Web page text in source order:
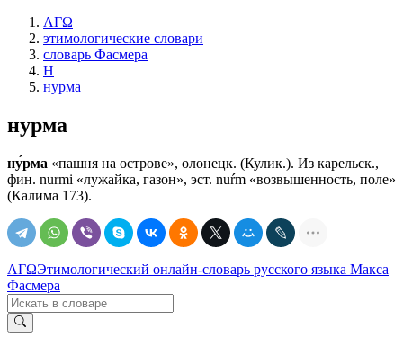
ΛΓΩ
этимологические словари
словарь Фасмера
Н
нурма
нурма
ну́рма «пашня на острове», олонецк. (Кулик.). Из карельск.,
фин. nurmi «лужайка, газон», эст. nuŕm «возвышенность, поле»
(Калима 173).
ΛΓΩЭтимологический онлайн-словарь русского языка Макса
Фасмера